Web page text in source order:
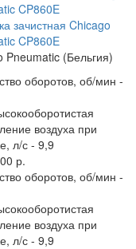
зачистная Chicago
CP860E
Pneumatic (Бельгия)
оборотов, об/мин -
воздуха при
л/с - 9,9
р.
оборотов, об/мин -
воздуха при
л/с - 9,9